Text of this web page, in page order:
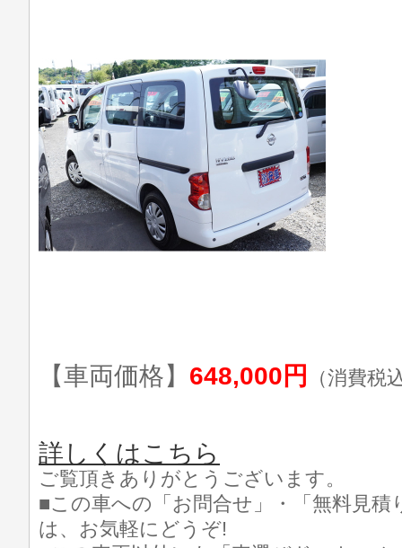
【車両価格】 648,000円 （消費税
詳しくはこちら
ご覧頂きありがとうございます。
■この車への「お問合せ」・「無料見積
は、お気軽にどうぞ!